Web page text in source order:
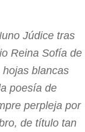
Júdice tras
Reina Sofía de
blancas
poesía de
perpleja por
de título tan